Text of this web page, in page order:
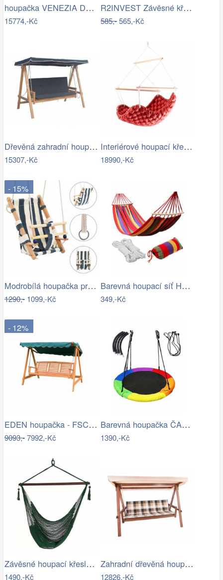
houpačka VENEZIA Dajar
15774,-Kč
R2INVEST Závěsné křeslo s třásněmi…
585,-565,-Kč
Dřevěná zahradní houpačka - VGD
15307,-Kč
Interiérové houpací křeslo Swingy In…
18990,-Kč
- 15%
Modrobílá houpačka pro batolata LAPSI
1290,-1099,-Kč
Barevná houpací síť HAMAK pro 2 osoby…
349,-Kč
- 12%
EDEN houpačka - FSC ROJAPLAST
9093,-7992,-Kč
Barevná houpačka ČAPÍ HNÍZDO 110 cm
1390,-Kč
Závěsné houpací křeslo BASKO Tempo…
1490,-Kč
Zahradní dřevěná houpačka-RJ
12826,-Kč